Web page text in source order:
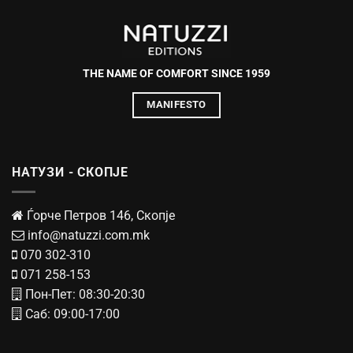
THE NAME OF COMFORT SINCE 1959
MANIFESTO
НАТУЗИ - СКОПЈЕ
Ѓорче Петров 146, Скопје
info@natuzzi.com.mk
070 302-310
071 258-153
Пон-Пет: 08:30-20:30
Саб: 09:00-17:00